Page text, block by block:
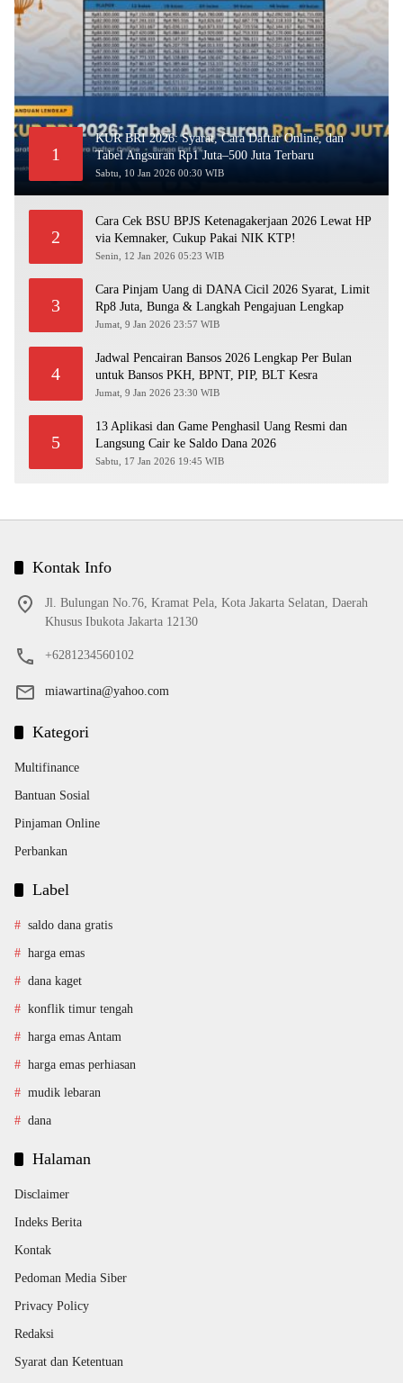
1
KUR BRI 2026: Syarat, Cara Daftar Online, dan
Tabel Angsuran Rp1 Juta–500 Juta Terbaru
Sabtu, 10 Jan 2026 00:30 WIB
2
Cara Cek BSU BPJS Ketenagakerjaan 2026 Lewat HP
via Kemnaker, Cukup Pakai NIK KTP!
Senin, 12 Jan 2026 05:23 WIB
3
Cara Pinjam Uang di DANA Cicil 2026 Syarat, Limit
Rp8 Juta, Bunga & Langkah Pengajuan Lengkap
Jumat, 9 Jan 2026 23:57 WIB
4
Jadwal Pencairan Bansos 2026 Lengkap Per Bulan
untuk Bansos PKH, BPNT, PIP, BLT Kesra
Jumat, 9 Jan 2026 23:30 WIB
5
13 Aplikasi dan Game Penghasil Uang Resmi dan
Langsung Cair ke Saldo Dana 2026
Sabtu, 17 Jan 2026 19:45 WIB
Kontak Info
Jl. Bulungan No.76, Kramat Pela, Kota Jakarta Selatan, Daerah
Khusus Ibukota Jakarta 12130
+6281234560102
miawartina@yahoo.com
Kategori
Multifinance
Bantuan Sosial
Pinjaman Online
Perbankan
Label
saldo dana gratis
harga emas
dana kaget
konflik timur tengah
harga emas Antam
harga emas perhiasan
mudik lebaran
dana
Halaman
Disclaimer
Indeks Berita
Kontak
Pedoman Media Siber
Privacy Policy
Redaksi
Syarat dan Ketentuan